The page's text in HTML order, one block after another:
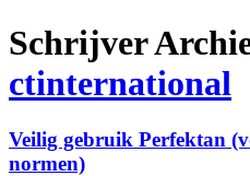
Schrijver
ctinternational
Veilig gebruik Perfektan
normen)